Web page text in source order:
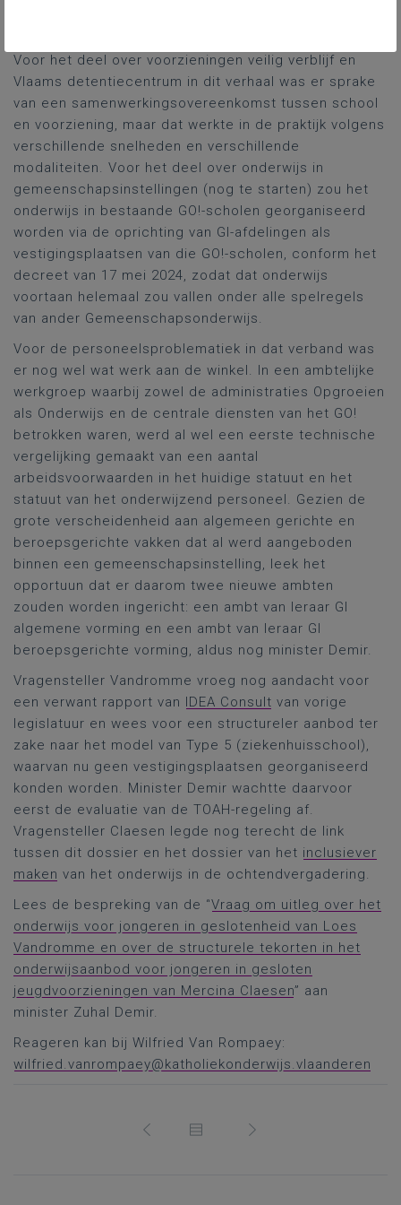
Voor het deel over voorzieningen veilig verblijf en
Vlaams detentiecentrum in dit verhaal was er sprake
van een samenwerkingsovereenkomst tussen school
en voorziening, maar dat werkte in de praktijk volgens
verschillende snelheden en verschillende
modaliteiten. Voor het deel over onderwijs in
gemeenschapsinstellingen (nog te starten) zou het
onderwijs in bestaande GO!-scholen georganiseerd
worden via de oprichting van GI-afdelingen als
vestigingsplaatsen van die GO!-scholen, conform het
decreet van 17 mei 2024, zodat dat onderwijs
voortaan helemaal zou vallen onder alle spelregels
van ander Gemeenschapsonderwijs.
Voor de personeelsproblematiek in dat verband was
er nog wel wat werk aan de winkel. In een ambtelijke
werkgroep waarbij zowel de administraties Opgroeien
als Onderwijs en de centrale diensten van het GO!
betrokken waren, werd al wel een eerste technische
vergelijking gemaakt van een aantal
arbeidsvoorwaarden in het huidige statuut en het
statuut van het onderwijzend personeel. Gezien de
grote verscheidenheid aan algemeen gerichte en
beroepsgerichte vakken dat al werd aangeboden
binnen een gemeenschapsinstelling, leek het
opportuun dat er daarom twee nieuwe ambten
zouden worden ingericht: een ambt van leraar GI
algemene vorming en een ambt van leraar GI
beroepsgerichte vorming, aldus nog minister Demir.
Vragensteller Vandromme vroeg nog aandacht voor
een verwant rapport van IDEA Consult van vorige
legislatuur en wees voor een structureler aanbod ter
zake naar het model van Type 5 (ziekenhuisschool),
waarvan nu geen vestigingsplaatsen georganiseerd
konden worden. Minister Demir wachtte daarvoor
eerst de evaluatie van de TOAH-regeling af.
Vragensteller Claesen legde nog terecht de link
tussen dit dossier en het dossier van het inclusiever
maken van het onderwijs in de ochtendvergadering.
Lees de bespreking van de “Vraag om uitleg over het
onderwijs voor jongeren in geslotenheid van Loes
Vandromme en over de structurele tekorten in het
onderwijsaanbod voor jongeren in gesloten
jeugdvoorzieningen van Mercina Claesen” aan
minister Zuhal Demir.
Reageren kan bij Wilfried Van Rompaey:
wilfried.vanrompaey@katholiekonderwijs.vlaanderen